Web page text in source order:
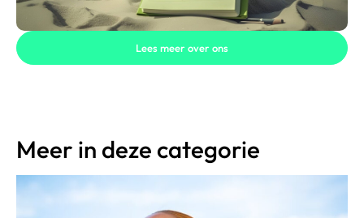
Lees meer over ons
Meer in deze categorie